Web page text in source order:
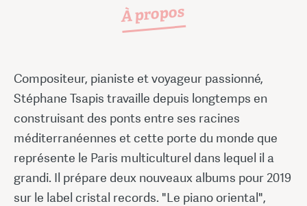
À propos
Compositeur, pianiste et voyageur passionné,
Stéphane Tsapis travaille depuis longtemps en
construisant des ponts entre ses racines
méditerranéennes et cette porte du monde que
représente le Paris multiculturel dans lequel il a
grandi. Il prépare deux nouveaux albums pour 2019
sur le label cristal records. "Le piano oriental",